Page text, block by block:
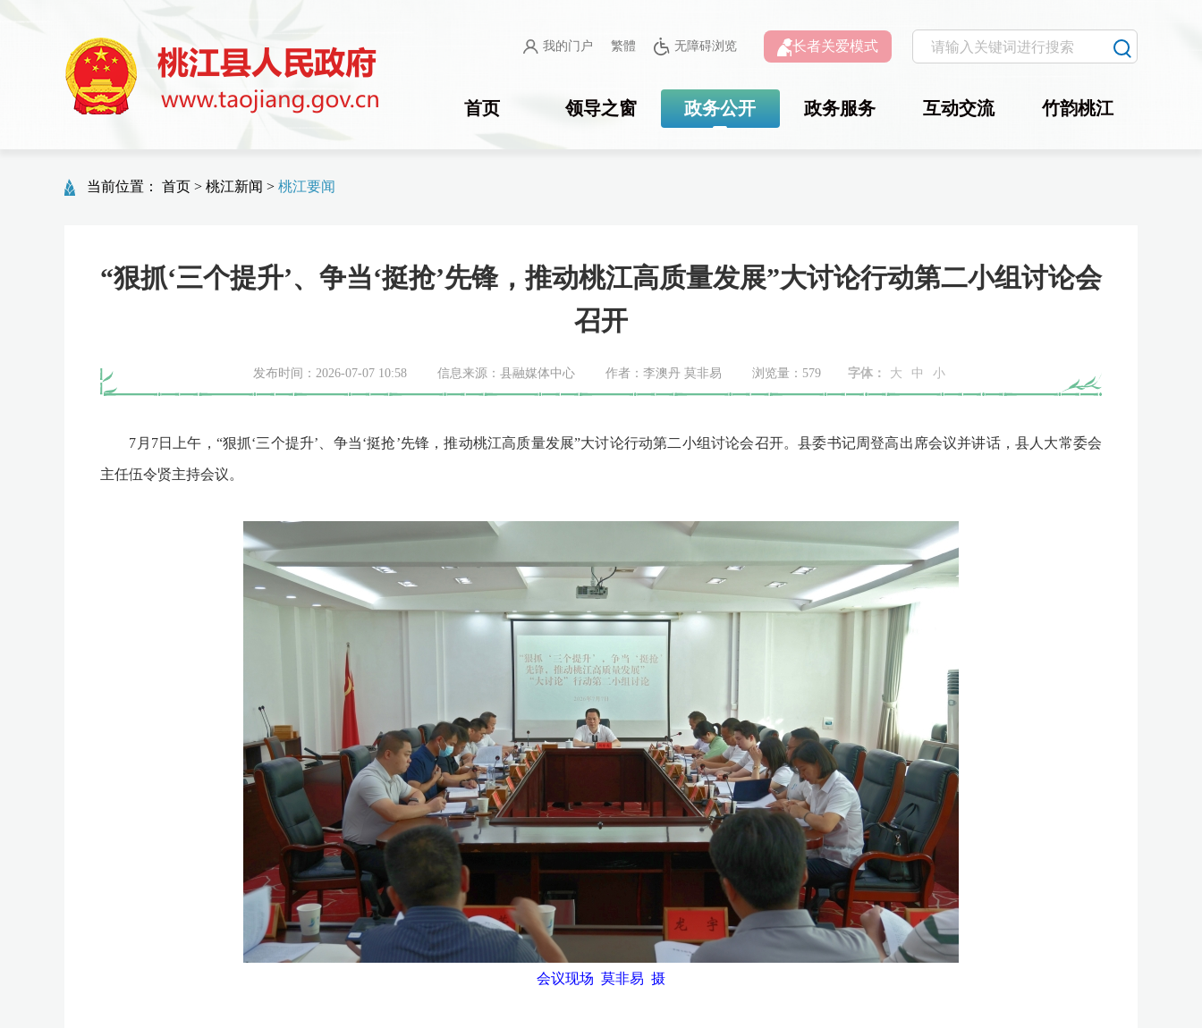
我的门户 繁體 无障碍浏览 长者关爱模式
首页 领导之窗 政务公开 政务服务 互动交流 竹韵桃江
当前位置： 首页 > 桃江新闻 > 桃江要闻
“狠抓‘三个提升’、争当‘挺抢’先锋，推动桃江高质量发展”大讨论行动第二小组讨论会
召开
发布时间：2026-07-07 10:58 信息来源：县融媒体中心 作者：李澳丹 莫非易 浏览量： 579 字体： 大 中 小
7月7日上午，“狠抓‘三个提升’、争当‘挺抢’先锋，推动桃江高质量发展”大讨论行动第二小组讨论会召开。县委书记周登高出席会议并讲话，县人大常委会
主任伍令贤主持会议。
会议现场 莫非易 摄